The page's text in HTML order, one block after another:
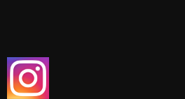
приобретение?